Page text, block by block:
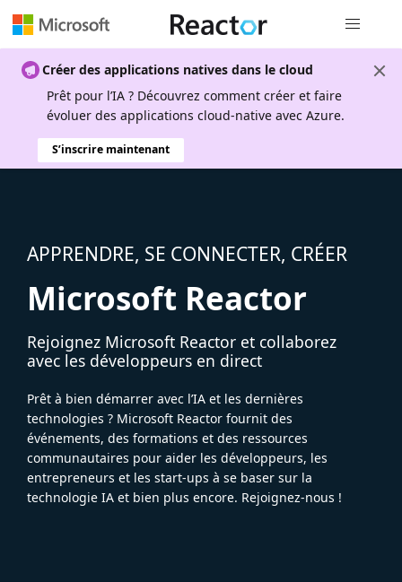
Créer des applications natives dans le cloud
Prêt pour l’IA ? Découvrez comment créer et faire
évoluer des applications cloud-native avec Azure.
S’inscrire maintenant
APPRENDRE, SE CONNECTER, CRÉER
Microsoft Reactor
Rejoignez Microsoft Reactor et collaborez
avec les développeurs en direct
Prêt à bien démarrer avec l’IA et les dernières
technologies ? Microsoft Reactor fournit des
événements, des formations et des ressources
communautaires pour aider les développeurs, les
entrepreneurs et les start-ups à se baser sur la
technologie IA et bien plus encore. Rejoignez-nous !